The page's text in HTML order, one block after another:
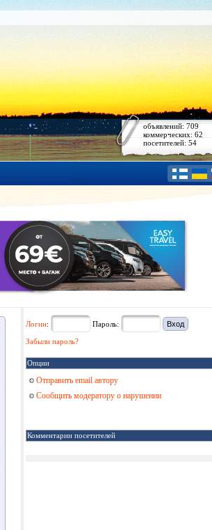
объявлений: 709
коммерческих: 62
посетителей: 54
Логин: Пароль:
Забыли пароль?
Опции
Отправить email автору
Сообщить модератору о нарушении
Комментарии посетителей